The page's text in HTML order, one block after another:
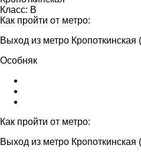
Класс: В
Как пройти от метро:
Выход из метро
Особняк
Как пройти от метро:
Выход из метро